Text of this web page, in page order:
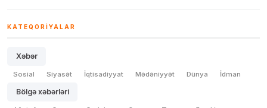
KATEQORIYALAR
Xəbər
Sosial Siyasət İqtisadiyyat Mədəniyyət Dünya İdman
Bölgə xəbərləri